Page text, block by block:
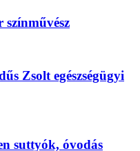
színművész
Zsolt egészségügyi
suttyók, óvodás